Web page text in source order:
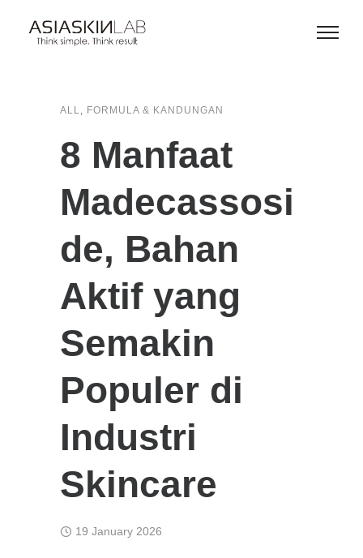
ALL, FORMULA & KANDUNGAN
8 Manfaat
Madecassosi
de, Bahan
Aktif yang
Semakin
Populer di
Industri
Skincare
19 January 2026